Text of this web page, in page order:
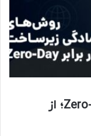
روش‌های جلوگیری از حملات Zero-Day؛ از